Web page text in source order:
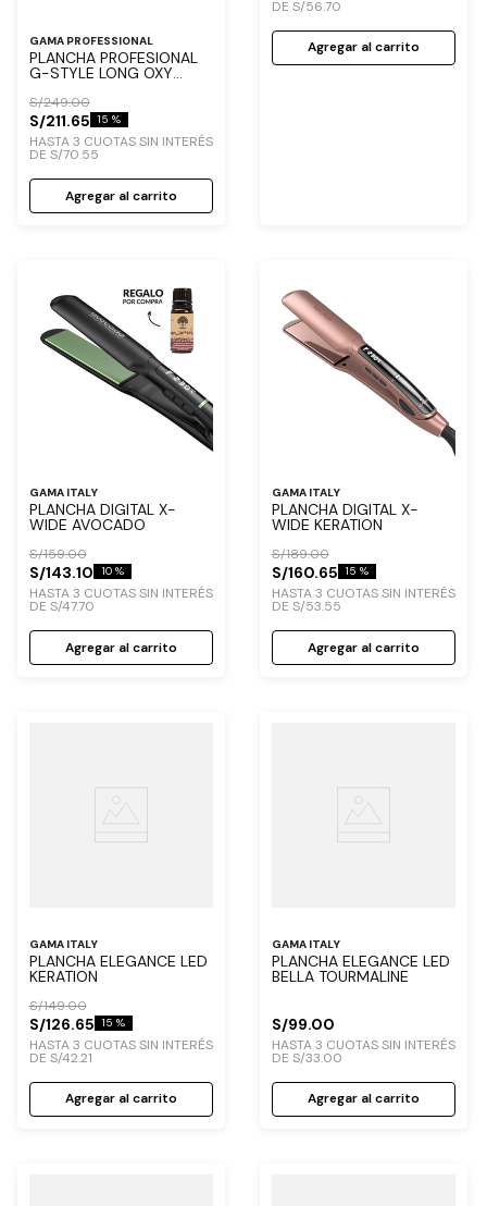
GAMA PROFESSIONAL
PLANCHA PROFESIONAL
G-STYLE LONG OXY
S/249.00
S/211.65 15 %
HASTA3 CUOTAS SIN INTERÉS
DE S/70.55
Agregar al carrito
DE S/56.70
Agregar al carrito
GAMA ITALY
PLANCHA DIGITAL X-
WIDE AVOCADO
S/159.00
S/143.10 10 %
HASTA3 CUOTAS SIN INTERÉS
DE S/47.70
Agregar al carrito
GAMA ITALY
PLANCHA DIGITAL X-
WIDE KERATION
S/189.00
S/160.65 15 %
HASTA3 CUOTAS SIN INTERÉS
DE S/53.55
Agregar al carrito
GAMA ITALY
PLANCHA ELEGANCE LED
KERATION
S/149.00
S/126.65 15 %
HASTA3 CUOTAS SIN INTERÉS
DE S/42.21
Agregar al carrito
GAMA ITALY
PLANCHA ELEGANCE LED
BELLA TOURMALINE
S/99.00
HASTA3 CUOTAS SIN INTERÉS
DE S/33.00
Agregar al carrito